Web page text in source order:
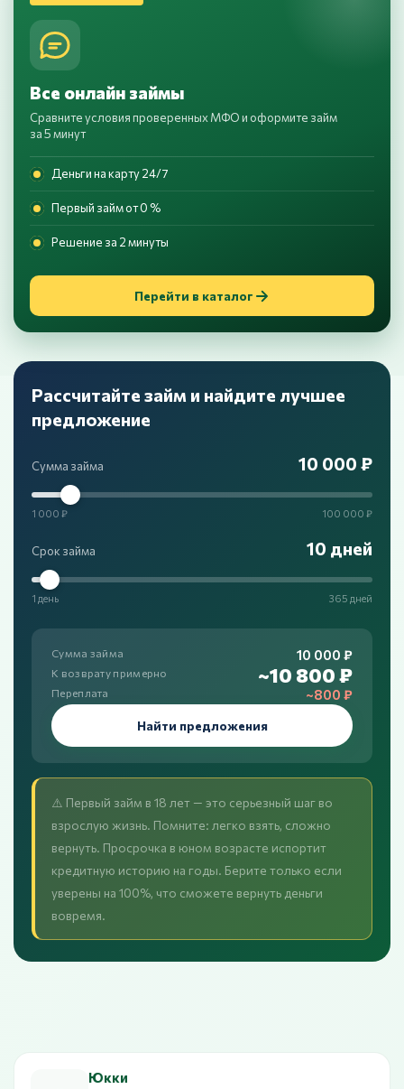
Все онлайн займы
Сравните условия проверенных МФО и оформите займ
за 5 минут
Деньги на карту 24/7
Первый займ от 0 %
Решение за 2 минуты
Перейти в каталог
Рассчитайте займ и найдите лучшее
предложение
Сумма займа 10 000 ₽
1 000 ₽ 100 000 ₽
Срок займа 10 дней
1 день 365 дней
Сумма займа 10 000 ₽
К возврату примерно ~10 800 ₽
Переплата ~800 ₽
Найти предложения
⚠️ Первый займ в 18 лет — это серьезный шаг во
взрослую жизнь. Помните: легко взять, сложно
вернуть. Просрочка в юном возрасте испортит
кредитную историю на годы. Берите только если
уверены на 100%, что сможете вернуть деньги
вовремя.
Юкки